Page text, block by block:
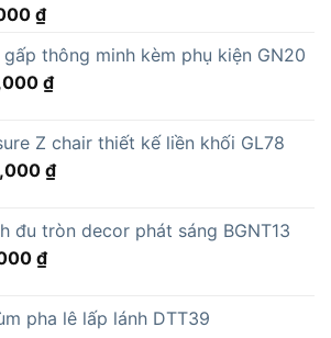
₫
thông minh kèm phụ kiện GN20
₫
Z chair thiết kế liền khối GL78
₫
đu tròn decor phát sáng BGNT13
₫
pha lê lấp lánh DTT39